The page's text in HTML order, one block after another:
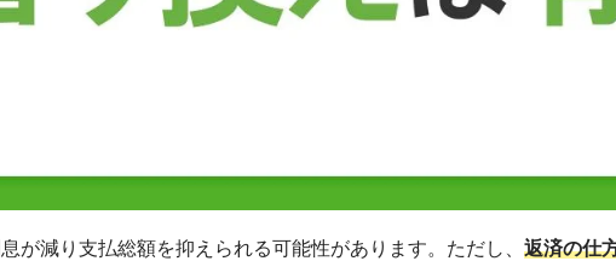
が減り支払総額を抑えられる可能性があります。ただし、 返済の仕